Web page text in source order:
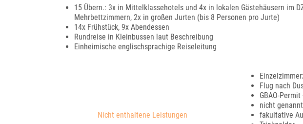
15 Übern.: 3x in Mittelklassehotels und 4x in lokalen Gästehäusern im
Mehrbettzimmern, 2x in großen Jurten (bis 8 Personen pro Jurte)
14x Frühstück, 9x Abendessen
Rundreise in Kleinbussen laut Beschreibung
Einheimische englischsprachige Reiseleitung
Nicht enthaltene Leistungen
Flug nach
GBAO-
nicht
fakultative